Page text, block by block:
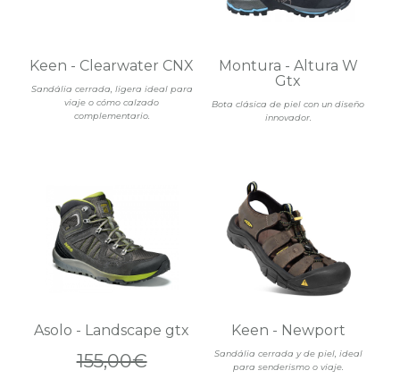
Sandália cerrada, ligera ideal para
viaje o cómo calzado
complementario.
Keen - Clearwater CNX
Bota clásica de piel con un diseño
innovador.
Montura - Altura W
Gtx
Asolo - Landscape gtx
155,00€
Sandália cerrada y de piel, ideal
para senderismo o viaje.
Keen - Newport